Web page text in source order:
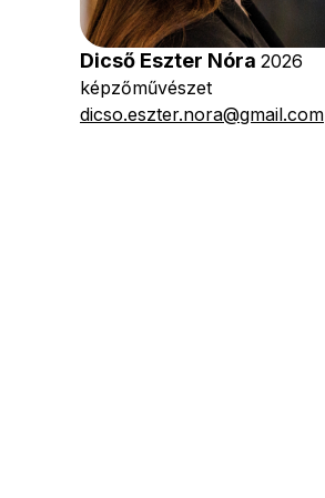
Dicső Eszter Nóra 2026
képzőművészet
dicso.eszter.nora@gmail.com